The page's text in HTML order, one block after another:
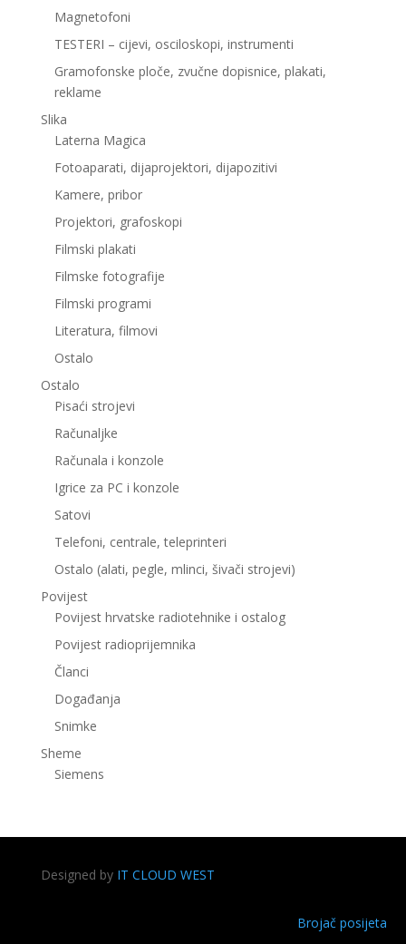
Magnetofoni
TESTERI – cijevi, osciloskopi, instrumenti
Gramofonske ploče, zvučne dopisnice, plakati,
reklame
Slika
Laterna Magica
Fotoaparati, dijaprojektori, dijapozitivi
Kamere, pribor
Projektori, grafoskopi
Filmski plakati
Filmske fotografije
Filmski programi
Literatura, filmovi
Ostalo
Ostalo
Pisaći strojevi
Računaljke
Računala i konzole
Igrice za PC i konzole
Satovi
Telefoni, centrale, teleprinteri
Ostalo (alati, pegle, mlinci, šivači strojevi)
Povijest
Povijest hrvatske radiotehnike i ostalog
Povijest radioprijemnika
Članci
Događanja
Snimke
Sheme
Siemens
Designed by IT CLOUD WEST
Brojač posijeta